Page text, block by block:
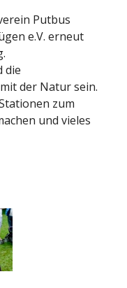
Putbus
e.V. erneut
die
der Natur sein.
zum
und vieles